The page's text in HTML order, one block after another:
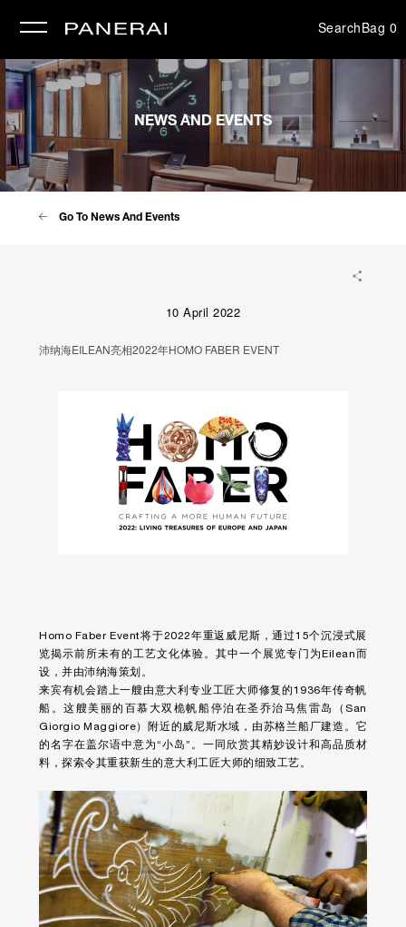
SearchBag 0
NEWS AND EVENTS
Go To News And Events
10 April 2022
沛纳海EILEAN亮相2022年HOMO FABER EVENT
Homo Faber Event将于2022年重返威尼斯，通过15个沉浸式展
览揭示前所未有的工艺文化体验。其中一个展览专门为Eilean而
设，并由沛纳海策划。
来宾有机会踏上一艘由意大利专业工匠大师修复的1936年传奇帆
船。这艘美丽的百慕大双桅帆船停泊在圣乔治马焦雷岛（San
Giorgio Maggiore）附近的威尼斯水域，由苏格兰船厂建造。它
的名字在盖尔语中意为“小岛”。一同欣赏其精妙设计和高品质材
料，探索令其重获新生的意大利工匠大师的细致工艺。